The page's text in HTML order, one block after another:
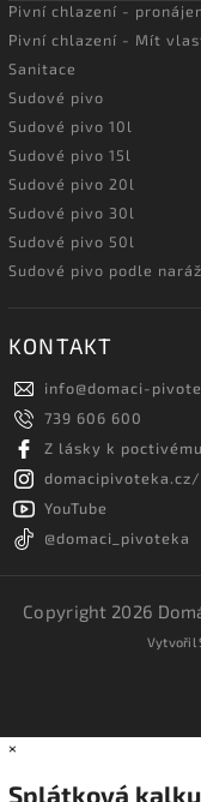
Pivní chlazení -
Pivní chlazení - Mít
Sanitace
Sudové pivo
Sudové pivo 10l
Sudové pivo 15l
Sudové pivo 20l
Sudové pivo 30l
Sudové pivo 50l
Sudové pivo podle
KONTAKT
info@domaci-
739 606 600
Z lásky k
domacipivoteka.cz/
YouTube
@domaci_pivoteka
Copyright 2026
Vytvořil
×
Splátková